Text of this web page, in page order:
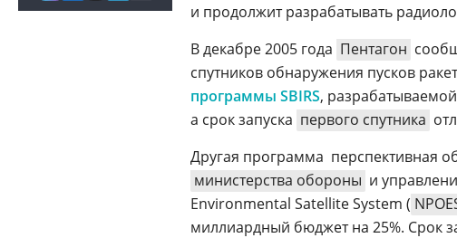
и продолжит разрабатывать
В декабре 2005 года Пентагон
спутников обнаружения пусков
программы SBIRS,
а срок запуска первого спутника
Другая программа  перспективная
министерства обороны и
Environmental Satellite System (
миллиардный бюджет на 25%. Срок